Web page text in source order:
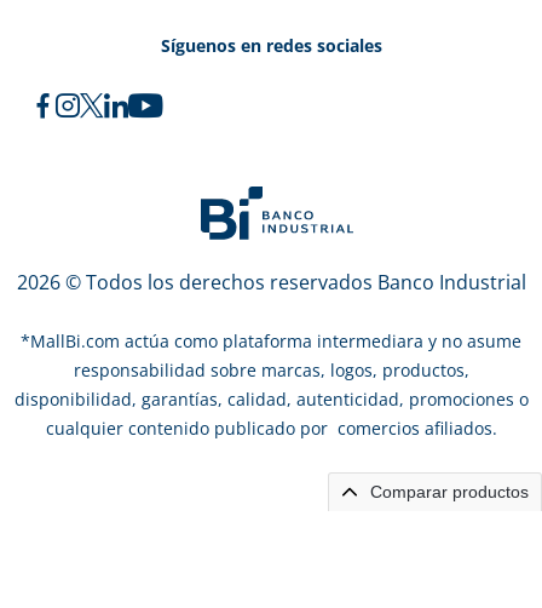
Síguenos en redes sociales
2026 © Todos los derechos reservados Banco Industrial
*MallBi.com actúa como plataforma intermediara y no asume
responsabilidad sobre marcas, logos, productos,
disponibilidad, garantías, calidad, autenticidad, promociones o
cualquier contenido publicado por comercios afiliados.
Comparar productos